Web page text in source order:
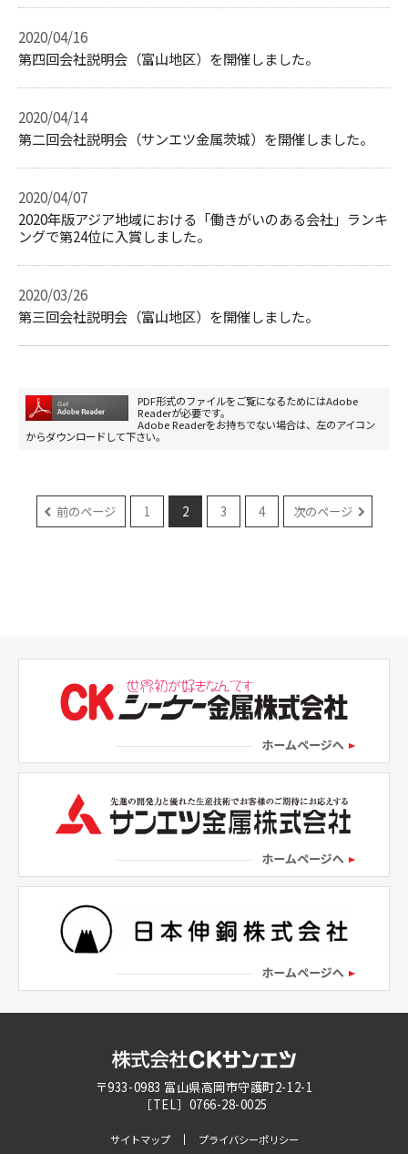
2020/04/16
第四回会社説明会（富山地区）を開催しました。
2020/04/14
第二回会社説明会（サンエツ金属茨城）を開催しました。
2020/04/07
2020年版アジア地域における「働きがいのある会社」ランキ
ングで第24位に入賞しました。
2020/03/26
第三回会社説明会（富山地区）を開催しました。
PDF形式のファイルをご覧になるためにはAdobe
Readerが必要です。
Adobe Readerをお持ちでない場合は、左のアイコン
からダウンロードして下さい。
前のページ 1 2 3 4 次のページ
〒933-0983 富山県高岡市守護町2-12-1
［TEL］0766-28-0025
サイトマップ プライバシーポリシー